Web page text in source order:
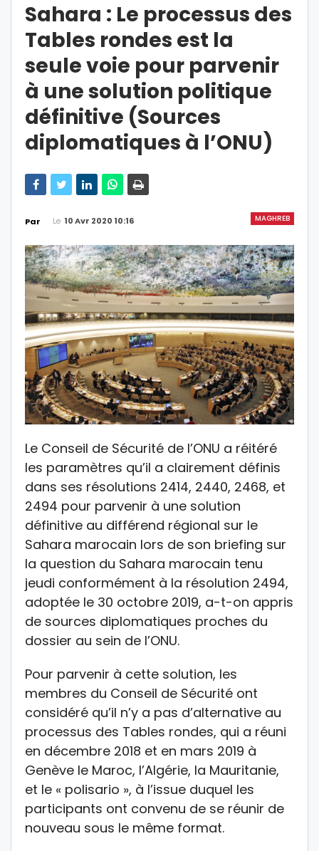
Sahara : Le processus des
Tables rondes est la
seule voie pour parvenir
à une solution politique
définitive (Sources
diplomatiques à l’ONU)
MAGHREB
Par Le 10 Avr 2020 10:16
Le Conseil de Sécurité de l’ONU a réitéré
les paramètres qu’il a clairement définis
dans ses résolutions 2414, 2440, 2468, et
2494 pour parvenir à une solution
définitive au différend régional sur le
Sahara marocain lors de son briefing sur
la question du Sahara marocain tenu
jeudi conformément à la résolution 2494,
adoptée le 30 octobre 2019, a-t-on appris
de sources diplomatiques proches du
dossier au sein de l’ONU.
Pour parvenir à cette solution, les
membres du Conseil de Sécurité ont
considéré qu’il n’y a pas d’alternative au
processus des Tables rondes, qui a réuni
en décembre 2018 et en mars 2019 à
Genève le Maroc, l’Algérie, la Mauritanie,
et le « polisario », à l’issue duquel les
participants ont convenu de se réunir de
nouveau sous le même format.